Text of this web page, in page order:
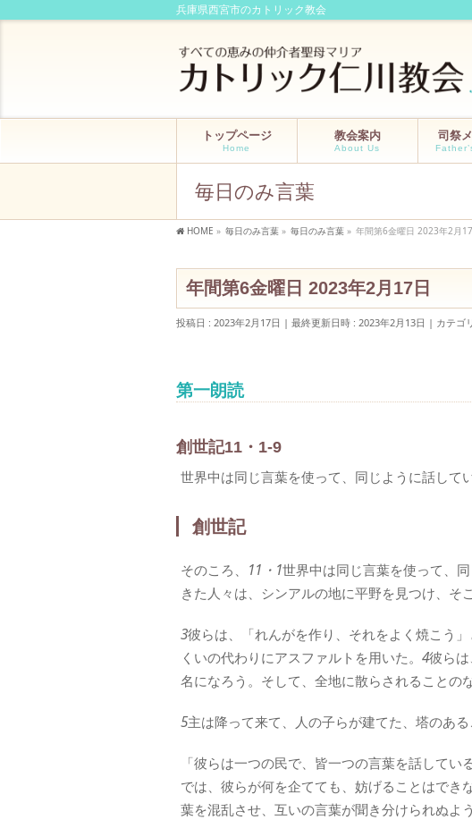
兵庫県西宮市のカトリック教会
トップページ
Home
教会案内
About Us
司祭
毎日のみ言葉
HOME » 毎日のみ言葉 » 毎日のみ言葉 » 年間第6金曜日 2023年2月
年間第6金曜日 2023年2月17日
投稿日 : 2023年2月17日 最終更新日時 : 2023年2月13日 カテゴ
第一朗読
創世記11・1-9
世界中は同じ言葉を使って、同じように話してい
創世記
そのころ、 11・1世界中は同じ言葉を使って、同
きた人々は、シンアルの地に平野を見つけ、そ
3彼らは、「れんがを作り、それをよく焼こう
くいの代わりにアスファルトを用いた。 4彼ら
名になろう。そして、全地に散らされることの
5主は降って来て、人の子らが建てた、塔のある
「彼らは一つの民で、皆一つの言葉を話して
では、彼らが何を企てても、妨げることはできな
葉を混乱させ、互いの言葉が聞き分けられぬよ